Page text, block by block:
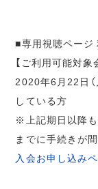
■専用視聴ページ
【ご利用可能対象
2020年6月22日（
している方
※上記期日以降
までに手続きが
入会お申し込み